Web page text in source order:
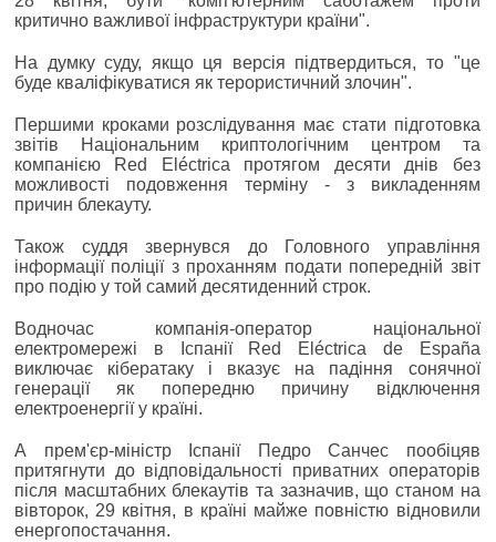
критично важливої інфраструктури країни".
На думку суду, якщо ця версія підтвердиться, то "це
буде кваліфікуватися як терористичний злочин".
Першими кроками розслідування має стати підготовка
звітів Національним криптологічним центром та
компанією Red Eléctrica протягом десяти днів без
можливості подовження терміну - з викладенням
причин блекауту.
Також суддя звернувся до Головного управління
інформації поліції з проханням подати попередній звіт
про подію у той самий десятиденний строк.
Водночас компанія-оператор національної
електромережі в Іспанії Red Eléctrica de España
виключає кібератаку і вказує на падіння сонячної
генерації як попередню причину відключення
електроенергії у країні.
А прем'єр-міністр Іспанії Педро Санчес пообіцяв
притягнути до відповідальності приватних операторів
після масштабних блекаутів та зазначив, що станом на
вівторок, 29 квітня, в країні майже повністю відновили
енергопостачання.